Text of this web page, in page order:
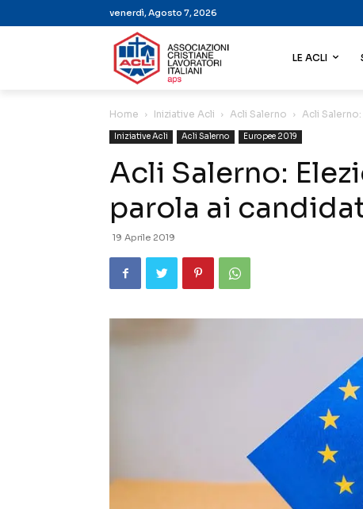
venerdì, Agosto 7, 2026
LE ACLI
Home Iniziative Acli Acli Salerno Acli
Iniziative Acli Acli Salerno Europee 2019
Acli Salerno:
parola ai
19 Aprile 2019